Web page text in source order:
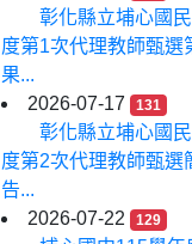
彰化縣立埔心國
度第1次代理教師甄選
果...
2026-07-17
131
彰化縣立埔心國
度第2次代理教師甄選
告...
2026-07-22
129